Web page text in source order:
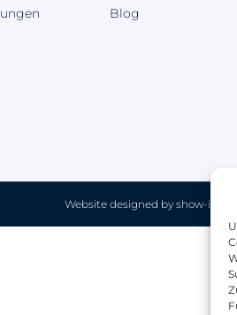
Blog
Website designed by show-it |